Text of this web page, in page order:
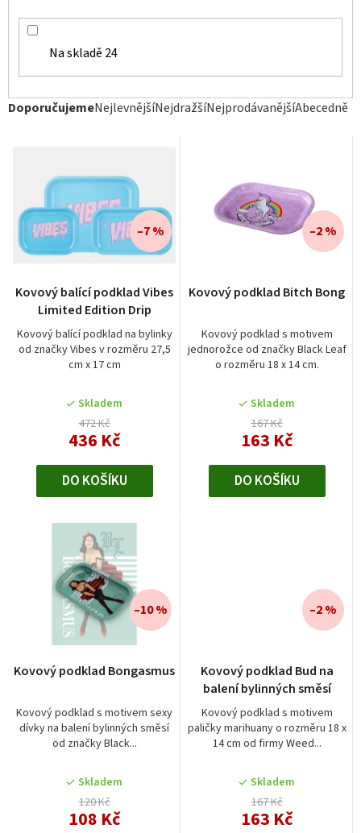
Ř
n
d
u
DoporučujemeNejlevnějšíNejdražšíNejprodávanějšíAbecedně
Na skladě 24
Kovový balící podklad Vibes
Limited Edition Drip
Kovový balící podklad na bylinky
od značky Vibes v rozměru 27,5
cm x 17 cm
Skladem
472 Kč
436 Kč
–7 %
DO KOŠÍKU
Kovový podklad Bitch Bong
Kovový podklad s motivem
jednorožce od značky Black Leaf
o rozměru 18 x 14 cm.
Skladem
167 Kč
163 Kč
–2 %
DO KOŠÍKU
Kovový podklad Bongasmus
Kovový podklad s motivem sexy
dívky na balení bylinných směsí
od značky Black...
Skladem
120 Kč
108 Kč
–10 %
Kovový podklad Bud na
balení bylinných směsí
Kovový podklad s motivem
paličky marihuany o rozměru 18 x
14 cm od firmy Weed...
Skladem
167 Kč
163 Kč
–2 %